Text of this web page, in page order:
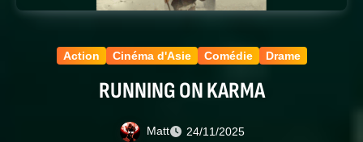
Action Cinéma d'Asie Comédie Drame
RUNNING ON KARMA
Matt 24/11/2025